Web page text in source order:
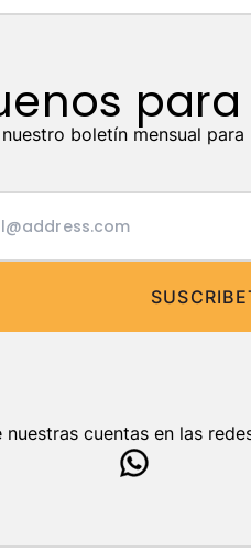
nuestro boletín mensual
nuestras cuentas en las